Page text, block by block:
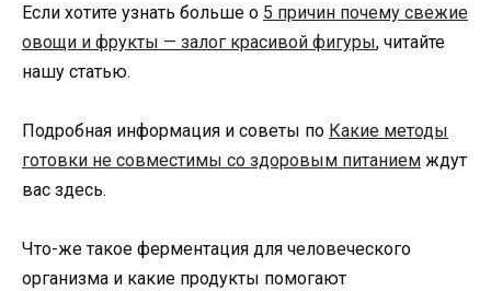
Если хотите узнать больше о 5 причин почему свежие
овощи и фрукты — залог красивой фигуры, читайте
нашу статью.
Подробная информация и советы по Какие методы
готовки не совместимы со здоровым питанием ждут
вас здесь.
Что-же такое ферментация для человеческого
организма и какие продукты помогают